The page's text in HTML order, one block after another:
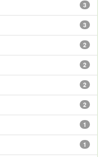
3
3
2
2
2
2
1
1